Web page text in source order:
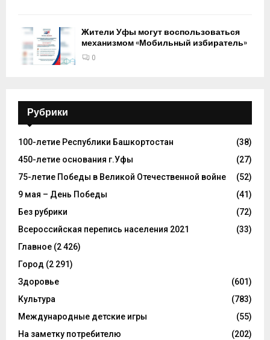
Жители Уфы могут воспользоваться
механизмом «Мобильный избиратель»
0
Рубрики
100-летие Республики Башкортостан
(38)
450-летие основания г.Уфы
(27)
75-летие Победы в Великой Отечественной войне
(52)
9 мая – День Победы
(41)
Без рубрики
(72)
Всероссийская перепись населения 2021
(33)
Главное (2 426)
Город (2 291)
Здоровье
(601)
Культура
(783)
Международные детские игры
(55)
На заметку потребителю
(202)